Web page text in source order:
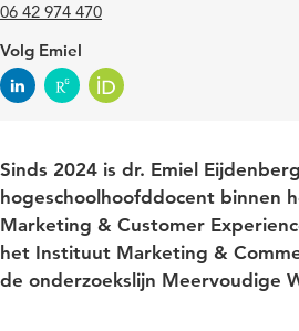
06 42 974 470
Volg Emiel
Sinds 2024 is dr. Emiel
hogeschoolhoofddocent binnen
Marketing & Customer
het Instituut Marketing &
de onderzoekslijn Meervoudige